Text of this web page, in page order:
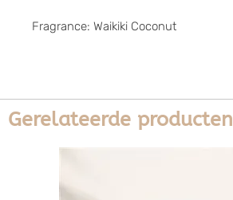
Fragrance: Waikiki Coconut
Gerelateerde producten